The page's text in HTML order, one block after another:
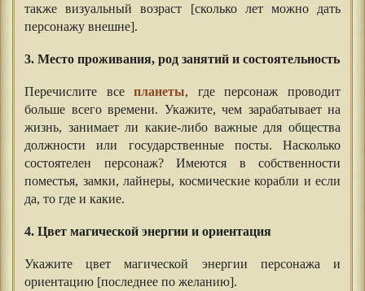
также визуальный возраст [сколько лет можно дать
персонажу внешне].
3. Место проживания, род занятий и состоятельность
Перечислите всепланеты, где персонаж проводит
больше всего времени. Укажите, чем зарабатывает на
жизнь, занимает ли какие-либо важные для общества
должности или государственные посты. Насколько
состоятелен персонаж? Имеются в собственности
поместья, замки, лайнеры, космические корабли и если
да, то где и какие.
4. Цвет магической энергии и ориентация
Укажите цвет магической энергии персонажа и
ориентацию [последнее по желанию].